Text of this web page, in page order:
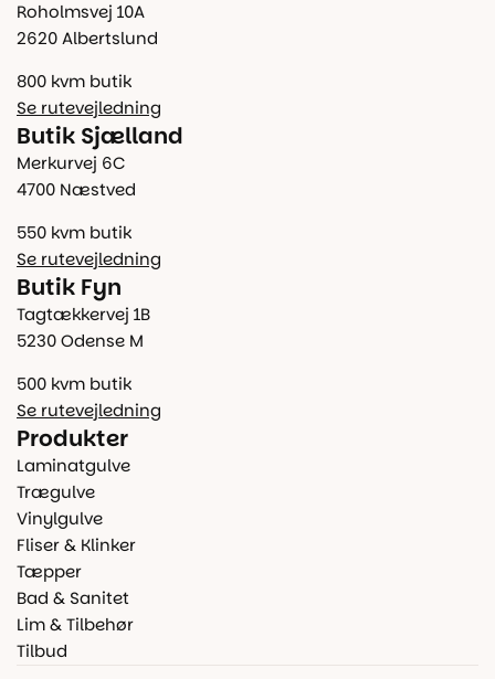
Roholmsvej 10A
2620 Albertslund
800 kvm butik
Se rutevejledning
Butik Sjælland
Merkurvej 6C
4700 Næstved
550 kvm butik
Se rutevejledning
Butik Fyn
Tagtækkervej 1B
5230 Odense M
500 kvm butik
Se rutevejledning
Produkter
Laminatgulve
Trægulve
Vinylgulve
Fliser & Klinker
Tæpper
Bad & Sanitet
Lim & Tilbehør
Tilbud